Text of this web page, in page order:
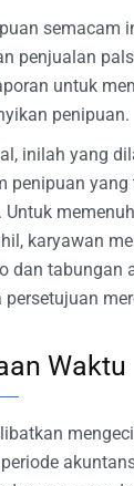
semacam
penjualan
untuk
penipuan.
inilah yang
penipuan
Untuk
karyawan
dan tabungan
Waktu